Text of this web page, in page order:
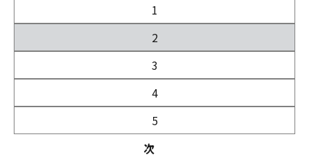
1
2
3
4
5
次